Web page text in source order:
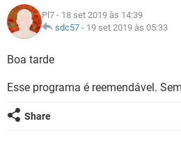
GUIA DE COMPRAS
INSTAGRAM
GUIA DE COMPRAS
CELULAR
OUTLOOK
INSTAGRAM
JOGOS
CELULAR
OUTLOOK
INSTAGRAM
GUIA DE COMPRAS
GLOSSÁRIO
INSTAGRAM
Pl7 - 18 set 2019 às 14:39
sdc57 - 19 set 2019 às 05:33
Boa tarde
Esse programa é reemendável.
Share